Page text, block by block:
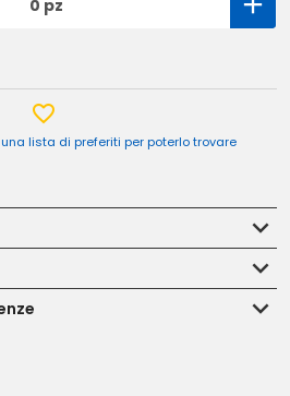
0 pz
lista di preferiti per poterlo trovare